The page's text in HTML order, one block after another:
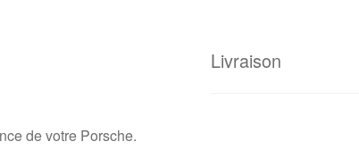
de votre Porsche.
Livraison